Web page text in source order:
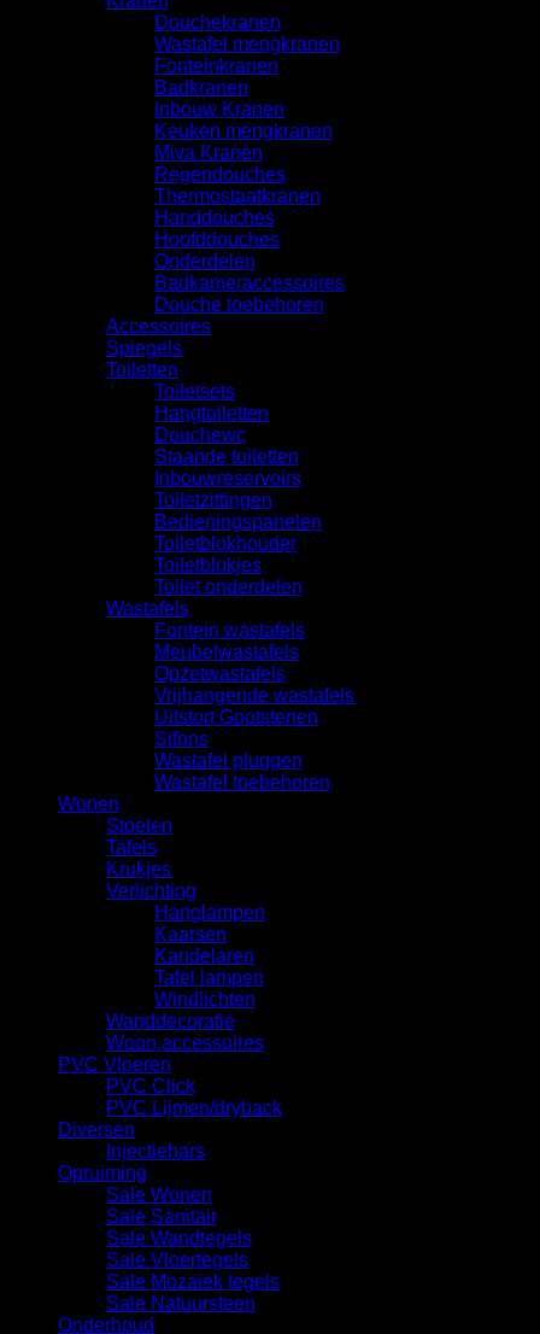
Douchekranen
Wastafel mengkranen
Fonteinkranen
Badkranen
Inbouw Kranen
Keuken mengkranen
Miva Kranen
Regendouches
Thermostaatkranen
Handdouches
Hoofddouches
Onderdelen
Badkameraccessoires
Douche toebehoren
Accessoires
Spiegels
Toiletten
Toiletsets
Hangtoiletten
Douchewc
Staande toiletten
Inbouwreservoirs
Toiletzittingen
Bedieningspanelen
Toiletblokhouder
Toiletblokjes
Toilet onderdelen
Wastafels
Fontein wastafels
Meubelwastafels
Opzetwastafels
Vrijhangende wastafels
Uitstort Gootstenen
Sifons
Wastafel pluggen
Wastafel toebehoren
Wonen
Stoelen
Tafels
Krukjes
Verlichting
Hanglampen
Kaarsen
Kandelaren
Tafel lampen
Windlichten
Wanddecoratie
Woon accessoires
PVC Vloeren
PVC Click
PVC Lijmen/dryback
Diversen
Injectiehars
Opruiming
Sale Wonen
Sale Sanitair
Sale Wandtegels
Sale Vloertegels
Sale Mozaiek tegels
Sale Natuursteen
Onderhoud